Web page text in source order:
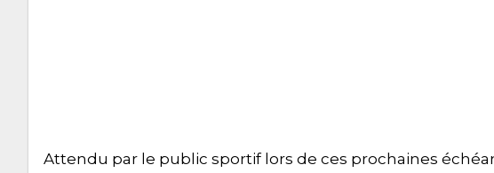
Attendu par le public sportif lors de ces prochaines